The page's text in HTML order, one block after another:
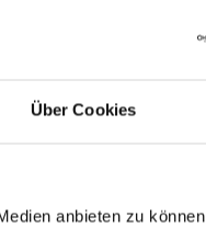
Über Cookies
anbieten zu können
Details